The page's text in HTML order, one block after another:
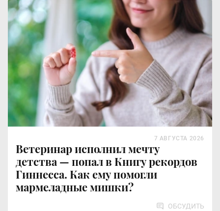
Ветеринар исполнил мечту
детства — попал в Книгу рекордов
Гиннесса. Как ему помогли
мармеладные мишки?
7 АВГУСТА 2026
ОБСУДИТЬ